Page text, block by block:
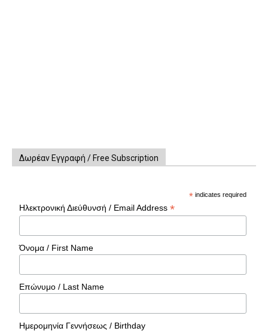
Δωρέαν Εγγραφή / Free Subscription
* indicates required
Ηλεκτρονική Διεύθυνσή / Email Address*
Όνομα / First Name
Επώνυμο / Last Name
Ημερομηνία Γεννήσεως / Birthday